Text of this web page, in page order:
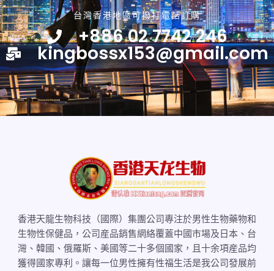
台灣香港地區可撥打電話訂購
+886 02 7742 246
kingbossx153@gmail.com
香港天龍生物科技（國際）集團公司專注於男性生物藥物和
生物性保健品，公司産品銷售網絡覆蓋中國市場及日本、台
灣、韓國、俄羅斯、美國等二十多個國家，且十余項産品均
獲得國家專利。讓每一位男性擁有性福生活是我公司發展前